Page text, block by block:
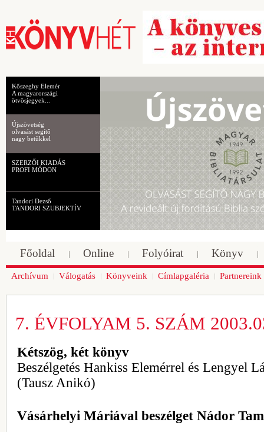
Kőszeghy Elemér
A magyarországi
ötvösjegyek...
Újszövetség
olvasást segítő
nagy betűkkel
SZERZŐI KIADÁS
PROFI MÓDON
Tandori Dezső
TANDORI SZUBJEKTÍV
Főoldal Online Folyóirat Könyv
Archívum Válogatás Könyveink Címlapgaléria Partnereink
7. ÉVFOLYAM 5. SZÁM
Kétszög, két könyv
Beszélgetés Hankiss Elemérrel és Lengyel
(Tausz Anikó)
Vásárhelyi Máriával beszélget Nádor